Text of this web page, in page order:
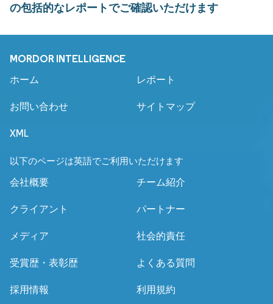
の包括的なレポートでご確認いただけます
MORDOR INTELLIGENCE
ホーム レポート
お問い合わせ サイトマップ
XML
以下のページは英語でご利用いただけます
会社概要 チーム紹介
クライアント パートナー
メディア 社会的責任
受賞歴・表彰歴 よくある質問
採用情報 利用規約